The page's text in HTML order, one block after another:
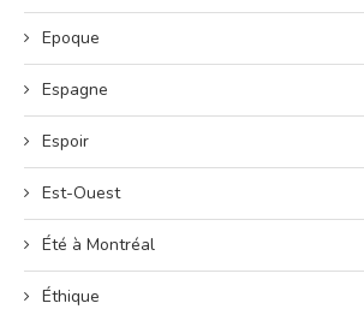
Epoque
Espagne
Espoir
Est-Ouest
Été à Montréal
Éthique